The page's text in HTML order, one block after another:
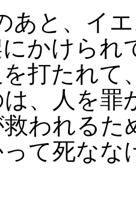
と、イ
かけられ
打たれて
、人を罪
われるた
て死なな